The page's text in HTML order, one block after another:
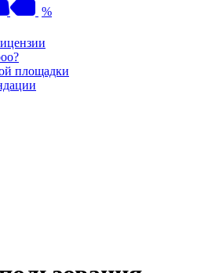
%
площадки